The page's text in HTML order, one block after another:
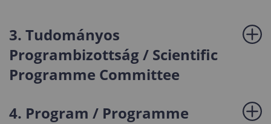
3. Tudományos
Programbizottság / Scientific
Programme Committee
4. Program / Programme